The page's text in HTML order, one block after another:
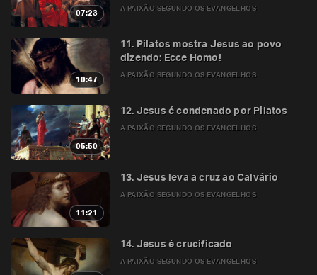
07:23
A PAIXÃO SEGUNDO OS EVANGELHOS
10:47
11. Pilatos mostra Jesus ao povo
dizendo: Ecce Homo!
A PAIXÃO SEGUNDO OS EVANGELHOS
05:50
12. Jesus é condenado por Pilatos
A PAIXÃO SEGUNDO OS EVANGELHOS
11:21
13. Jesus leva a cruz ao Calvário
A PAIXÃO SEGUNDO OS EVANGELHOS
14. Jesus é crucificado
A PAIXÃO SEGUNDO OS EVANGELHOS